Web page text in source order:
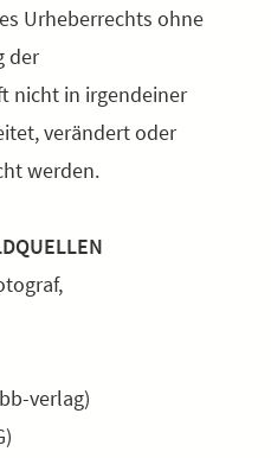
Urheberrechts ohne
der
nicht in irgendeiner
verändert oder
werden.
verlag)